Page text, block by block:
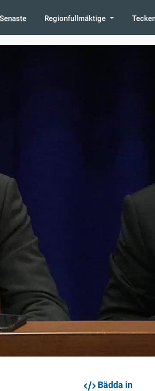
Senaste Regionfullmäktige
Bädda in